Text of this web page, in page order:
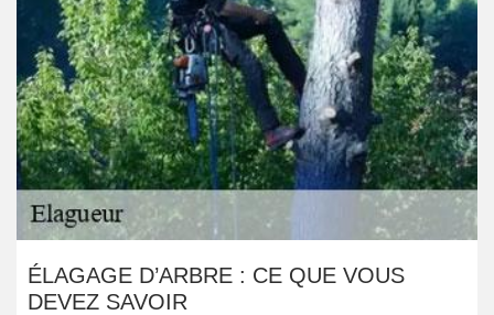
ÉLAGAGE D’ARBRE : CE QUE VOUS
DEVEZ SAVOIR